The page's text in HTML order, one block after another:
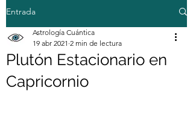
Entrada
Plutón Estacionario en
Capricornio
Astrología Cuántica
19 abr 2021 2 min de lectura